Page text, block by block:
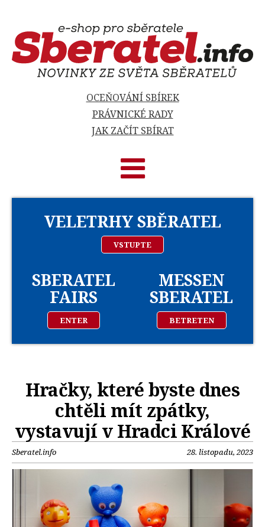
OCEŇOVÁNÍ SBÍREK
PRÁVNICKÉ RADY
JAK ZAČÍT SBÍRAT
VELETRHY SBĚRATEL
VSTUPTE
SBERATEL
FAIRS
ENTER
MESSEN
SBERATEL
BETRETEN
Hračky, které byste dnes
chtěli mít zpátky,
vystavují v Hradci Králové
Sberatel.info 28. listopadu, 2023